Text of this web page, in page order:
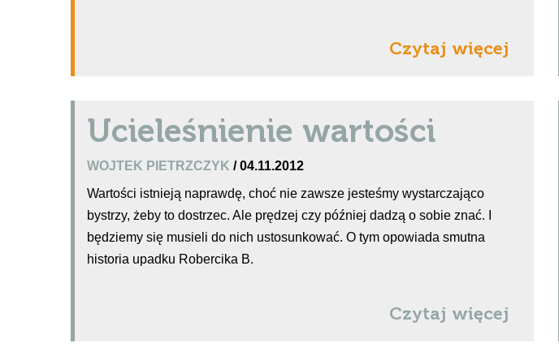
Czytaj więcej
Ucieleśnienie wartości
WOJTEK PIETRZCZYK / 04.11.2012
Wartości istnieją naprawdę, choć nie zawsze jesteśmy wystarczająco
bystrzy, żeby to dostrzec. Ale prędzej czy później dadzą o sobie znać. I
będziemy się musieli do nich ustosunkować. O tym opowiada smutna
historia upadku Robercika B.
Czytaj więcej